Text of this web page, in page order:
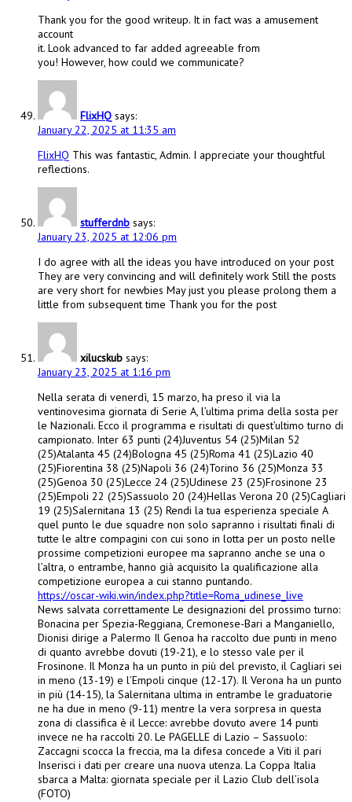
Thank you for the good writeup. It in fact was a amusement
account
it. Look advanced to far added agreeable from
you! However, how could we communicate?
FlixHQ says:
January 22, 2025 at 11:35 am
FlixHQ This was fantastic, Admin. I appreciate your thoughtful
reflections.
stufferdnb says:
January 23, 2025 at 12:06 pm
I do agree with all the ideas you have introduced on your post
They are very convincing and will definitely work Still the posts
are very short for newbies May just you please prolong them a
little from subsequent time Thank you for the post
xilucskub says:
January 23, 2025 at 1:16 pm
Nella serata di venerdì, 15 marzo, ha preso il via la
ventinovesima giornata di Serie A, l’ultima prima della sosta per
le Nazionali. Ecco il programma e risultati di quest’ultimo turno di
campionato. Inter 63 punti (24)Juventus 54 (25)Milan 52
(25)Atalanta 45 (24)Bologna 45 (25)Roma 41 (25)Lazio 40
(25)Fiorentina 38 (25)Napoli 36 (24)Torino 36 (25)Monza 33
(25)Genoa 30 (25)Lecce 24 (25)Udinese 23 (25)Frosinone 23
(25)Empoli 22 (25)Sassuolo 20 (24)Hellas Verona 20 (25)Cagliari
19 (25)Salernitana 13 (25) Rendi la tua esperienza speciale A
quel punto le due squadre non solo sapranno i risultati finali di
tutte le altre compagini con cui sono in lotta per un posto nelle
prossime competizioni europee ma sapranno anche se una o
l’altra, o entrambe, hanno già acquisito la qualificazione alla
competizione europea a cui stanno puntando.
https://oscar-wiki.win/index.php?title=Roma_udinese_live
News salvata correttamente Le designazioni del prossimo turno:
Bonacina per Spezia-Reggiana, Cremonese-Bari a Manganiello,
Dionisi dirige a Palermo Il Genoa ha raccolto due punti in meno
di quanto avrebbe dovuti (19-21), e lo stesso vale per il
Frosinone. Il Monza ha un punto in più del previsto, il Cagliari sei
in meno (13-19) e l’Empoli cinque (12-17). Il Verona ha un punto
in più (14-15), la Salernitana ultima in entrambe le graduatorie
ne ha due in meno (9-11) mentre la vera sorpresa in questa
zona di classifica è il Lecce: avrebbe dovuto avere 14 punti
invece ne ha raccolti 20. Le PAGELLE di Lazio – Sassuolo:
Zaccagni scocca la freccia, ma la difesa concede a Viti il pari
Inserisci i dati per creare una nuova utenza. La Coppa Italia
sbarca a Malta: giornata speciale per il Lazio Club dell’isola
(FOTO)